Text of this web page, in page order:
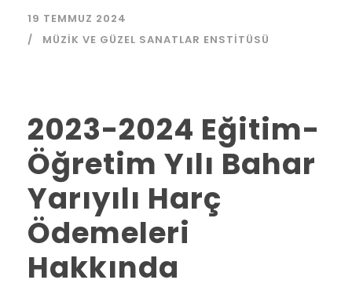
19 TEMMUZ 2024
MÜZIK VE GÜZEL SANATLAR ENSTITÜSÜ
2023-2024 Eğitim-
Öğretim Yılı Bahar
Yarıyılı Harç
Ödemeleri
Hakkında